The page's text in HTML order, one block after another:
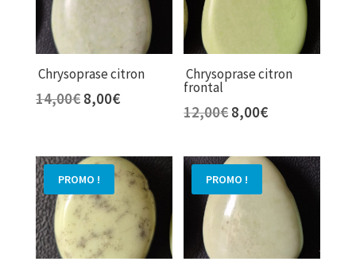
Chrysoprase citron
14,00€ Le
était :
14,00€.
8,00€Le
est :
8,00€.
Chrysoprase citron
frontal
12,00€ Le
initial
était :
12,00€.
8,00€Le
actuel
est :
8,00€.
PROMO ! PROMO !